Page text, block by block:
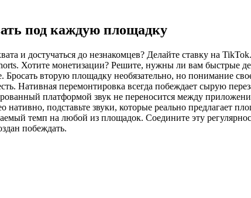
под каждую площадку
и достучаться до незнакомцев? Делайте ставку на
Хотите монетизации? Решите, нужны ли вам быстрые
вторую площадку необязательно, но понимание
Нативная перемонтировка всегда побеждает сырую
платформой звук не переносится между
подставьте звуки, которые реально предлагает
темп на любой из площадок. Соедините эту
побеждать.